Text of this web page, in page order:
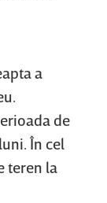
a
de
În cel
teren la